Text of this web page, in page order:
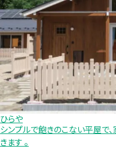
ひらや
シンプルで飽きのこない平屋で
きます 。